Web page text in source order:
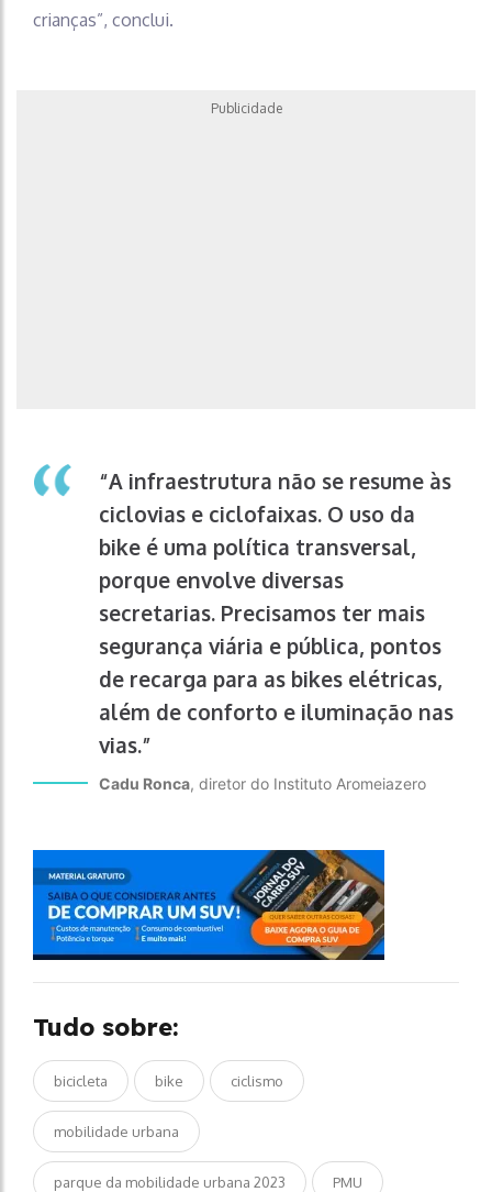
crianças”, conclui.
Publicidade
“A infraestrutura não se resume às
ciclovias e ciclofaixas. O uso da
bike é uma política transversal,
porque envolve diversas
secretarias. Precisamos ter mais
segurança viária e pública, pontos
de recarga para as bikes elétricas,
além de conforto e iluminação nas
vias.”
Cadu Ronca, diretor do Instituto Aromeiazero
Tudo sobre:
bicicleta bike ciclismo
mobilidade urbana
parque da mobilidade urbana 2023 PMU